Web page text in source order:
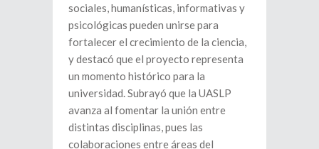
sociales, humanísticas, informativas y
psicológicas pueden unirse para
fortalecer el crecimiento de la ciencia,
y destacó que el proyecto representa
un momento histórico para la
universidad. Subrayó que la UASLP
avanza al fomentar la unión entre
distintas disciplinas, pues las
colaboraciones entre áreas del